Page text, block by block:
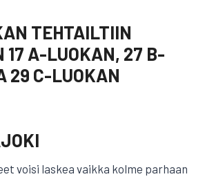
TEHTAILTIIN
17 A-LUOKAN, 27 B-
29 C-LUOKAN
voisi laskea vaikka kolme parhaan